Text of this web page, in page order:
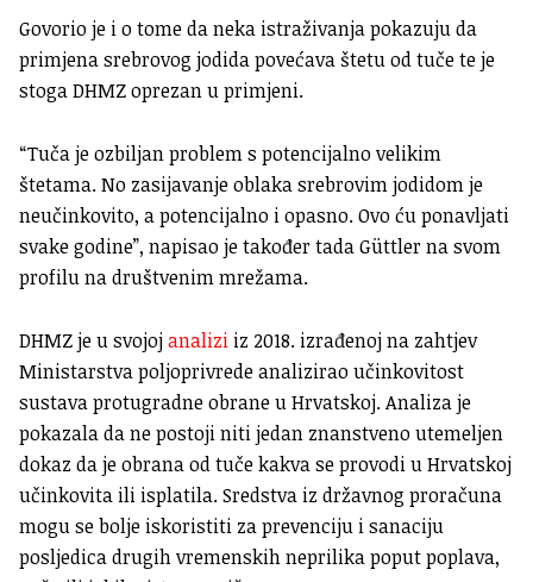
Govorio je i o tome da neka istraživanja pokazuju da
primjena srebrovog jodida povećava štetu od tuče te je
stoga DHMZ oprezan u primjeni.
“Tuča je ozbiljan problem s potencijalno velikim
štetama. No zasijavanje oblaka srebrovim jodidom je
neučinkovito, a potencijalno i opasno. Ovo ću ponavljati
svake godine”, napisao je također tada Güttler na svom
profilu na društvenim mrežama.
DHMZ je u svojojanalizi iz 2018. izrađenoj na zahtjev
Ministarstva poljoprivrede analizirao učinkovitost
sustava protugradne obrane u Hrvatskoj. Analiza je
pokazala da ne postoji niti jedan znanstveno utemeljen
dokaz da je obrana od tuče kakva se provodi u Hrvatskoj
učinkovita ili isplatila. Sredstva iz državnog proračuna
mogu se bolje iskoristiti za prevenciju i sanaciju
posljedica drugih vremenskih neprilika poput poplava,